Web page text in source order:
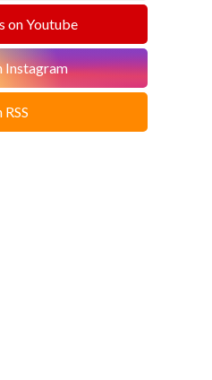
on Youtube
Instagram